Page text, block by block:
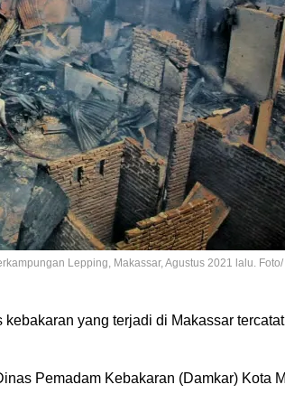
Lepping, Makassar, Agustus 2021 lalu. Foto/
yang terjadi di Makassar
Pemadam Kebakaran (Damkar) Kota